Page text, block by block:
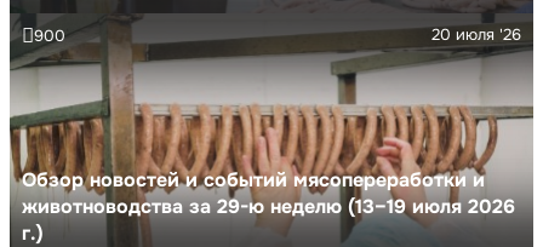
Обзор новостей и событий мясопереработки и
животноводства за 29-ю неделю (13–19 июля 2026
г.)
20 июля '26
900